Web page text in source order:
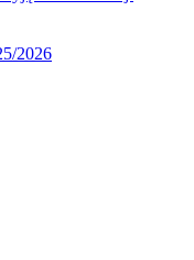
2026